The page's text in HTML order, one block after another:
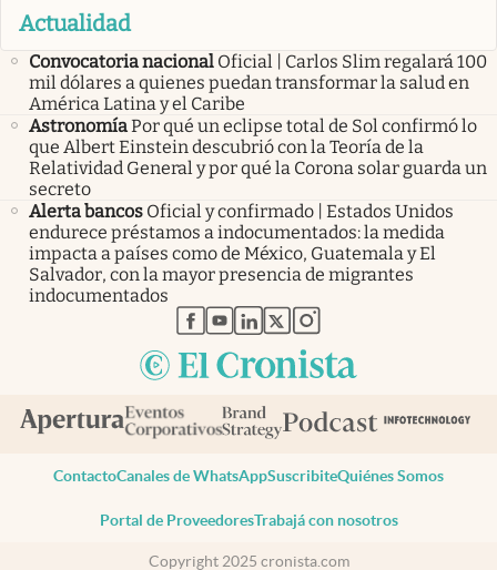
Actualidad
Convocatoria nacional Oficial | Carlos Slim regalará 100
mil dólares a quienes puedan transformar la salud en
América Latina y el Caribe
AstronomíaPor qué un eclipse total de Sol confirmó lo
que Albert Einstein descubrió con la Teoría de la
Relatividad General y por qué la Corona solar guarda un
secreto
Alerta bancos Oficial y confirmado | Estados Unidos
endurece préstamos a indocumentados: la medida
impacta a países como de México, Guatemala y El
Salvador, con la mayor presencia de migrantes
indocumentados
abre en nueva pestaña
abre en nueva pestaña
abre en nueva pestaña
abre en nueva pestaña
abre en nueva pestaña
ContactoCanales de WhatsAppSuscribiteQuiénes Somos
Portal de ProveedoresTrabajá con nosotros
Copyright 2025 cronista.com